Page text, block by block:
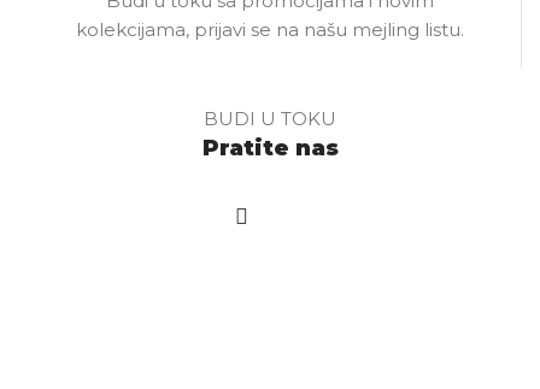
kolekcijama, prijavi se na našu mejling listu.
BUDI U TOKU
Pratite nas